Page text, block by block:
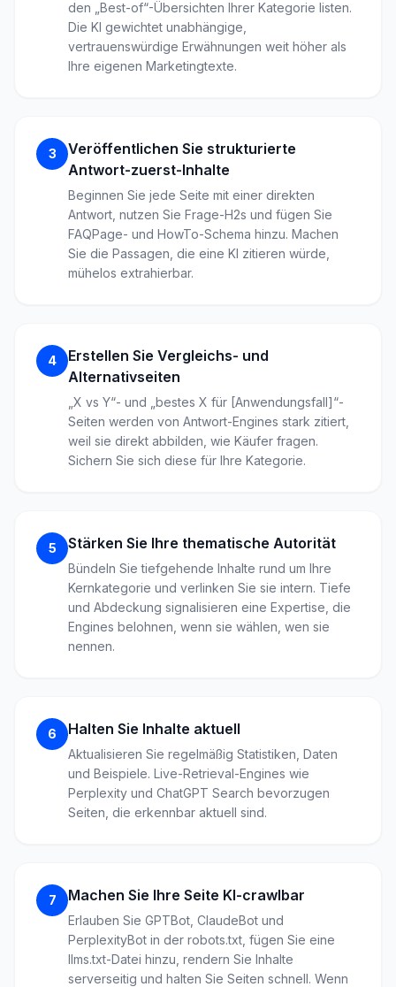
den „Best-of“-Übersichten Ihrer Kategorie listen.
Die KI gewichtet unabhängige,
vertrauenswürdige Erwähnungen weit höher als
Ihre eigenen Marketingtexte.
3
Veröffentlichen Sie strukturierte
Antwort-zuerst-Inhalte
Beginnen Sie jede Seite mit einer direkten
Antwort, nutzen Sie Frage-H2s und fügen Sie
FAQPage- und HowTo-Schema hinzu. Machen
Sie die Passagen, die eine KI zitieren würde,
mühelos extrahierbar.
4
Erstellen Sie Vergleichs- und
Alternativseiten
„X vs Y“- und „bestes X für [Anwendungsfall]“-
Seiten werden von Antwort-Engines stark zitiert,
weil sie direkt abbilden, wie Käufer fragen.
Sichern Sie sich diese für Ihre Kategorie.
5 Stärken Sie Ihre thematische Autorität
Bündeln Sie tiefgehende Inhalte rund um Ihre
Kernkategorie und verlinken Sie sie intern. Tiefe
und Abdeckung signalisieren eine Expertise, die
Engines belohnen, wenn sie wählen, wen sie
nennen.
6 Halten Sie Inhalte aktuell
Aktualisieren Sie regelmäßig Statistiken, Daten
und Beispiele. Live-Retrieval-Engines wie
Perplexity und ChatGPT Search bevorzugen
Seiten, die erkennbar aktuell sind.
7 Machen Sie Ihre Seite KI-crawlbar
Erlauben Sie GPTBot, ClaudeBot und
PerplexityBot in der robots.txt, fügen Sie eine
llms.txt-Datei hinzu, rendern Sie Inhalte
serverseitig und halten Sie Seiten schnell. Wenn